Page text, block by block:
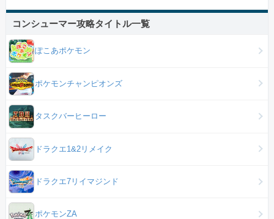
コンシューマー攻略タイトル一覧
ぽこあポケモン
ポケモンチャンピオンズ
タスクバーヒーロー
ドラクエ1&2リメイク
ドラクエ7リイマジンド
ポケモンZA